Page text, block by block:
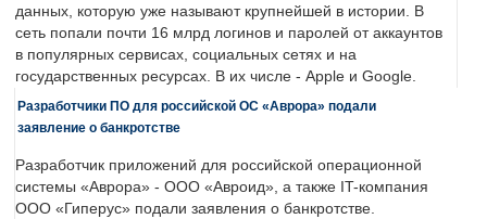
данных, которую уже называют крупнейшей в истории. В
сеть попали почти 16 млрд логинов и паролей от аккаунтов
в популярных сервисах, социальных сетях и на
государственных ресурсах. В их числе - Apple и Google.
Разработчики ПО для российской ОС «Аврора» подали
заявление о банкротстве
Разработчик приложений для российской операционной
системы «Аврора» - ООО «Авроид», а также IT-компания
ООО «Гиперус» подали заявления о банкротстве.